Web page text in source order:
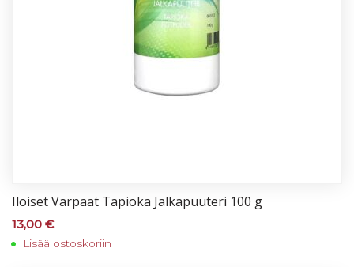
Iloi­set Var­paat Ta­pio­ka Jal­ka­puu­te­ri 100 g
13,00 €
Lisää ostoskoriin